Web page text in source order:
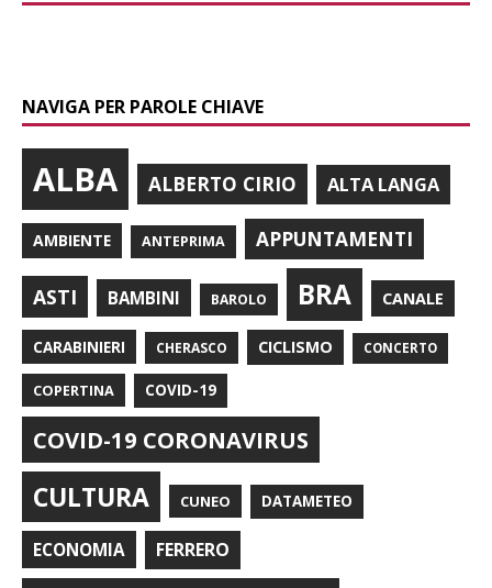
NAVIGA PER PAROLE CHIAVE
ALBA ALBERTO CIRIO ALTA LANGA
AMBIENTE ANTEPRIMA APPUNTAMENTI
ASTI BAMBINI BAROLO BRA CANALE
CARABINIERI CHERASCO CICLISMO CONCERTO
COPERTINA COVID-19
COVID-19 CORONAVIRUS
CULTURA CUNEO DATAMETEO
ECONOMIA FERRERO